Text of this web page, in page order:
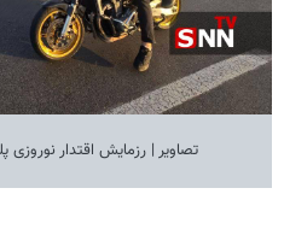
تصاویر | رزمایش اقتدار